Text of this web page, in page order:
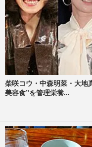
柴咲コウ・中森明菜・大
美容食”を管理栄養...